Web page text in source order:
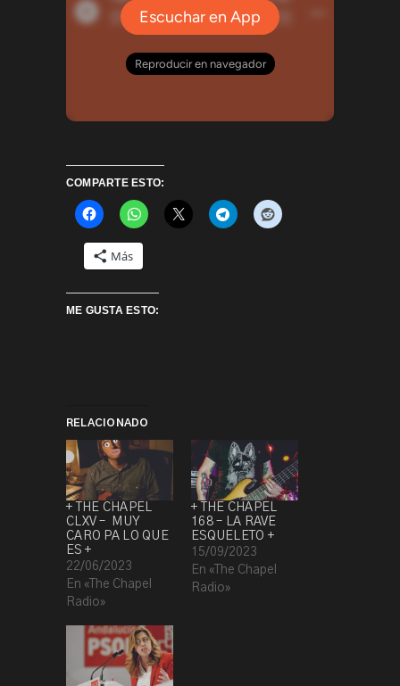
COMPARTE ESTO:
Más
ME GUSTA ESTO:
RELACIONADO
+ THE CHAPEL
CLXV – MUY
CARO PA LO QUE
ES +
22/06/2023
En «The Chapel
Radio»
+ THE CHAPEL
168 – LA RAVE
ESQUELETO +
15/09/2023
En «The Chapel
Radio»